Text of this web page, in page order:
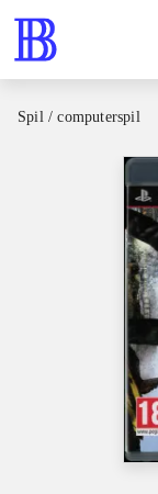
Spil / computerspil